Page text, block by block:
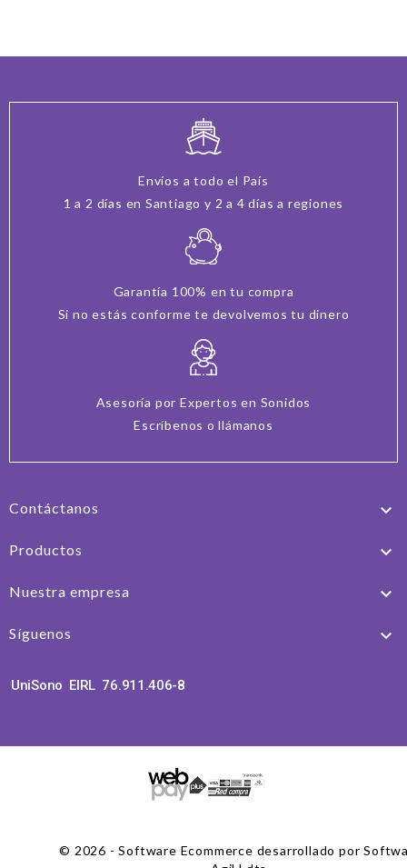
Envíos a todo el País
1 a 2 días en Santiago y 2 a 4 días a regiones
Garantía 100% en tu compra
Si no estás conforme te devolvemos tu dinero
Asesoría por Expertos en Sonidos
Escríbenos o llámanos
Contáctanos 
Productos 
Nuestra empresa 
Síguenos 
UniSono EIRL 76.911.406-8
© 2026 - Software Ecommerce desarrollado por